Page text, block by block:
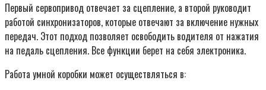
Первый сервопривод отвечает за сцепление, а второй руководит
работой синхронизаторов, которые отвечают за включение нужных
передач. Этот подход позволяет освободить водителя от нажатия
на педаль сцепления. Все функции берет на себя электроника.
Работа умной коробки может осуществляться в: